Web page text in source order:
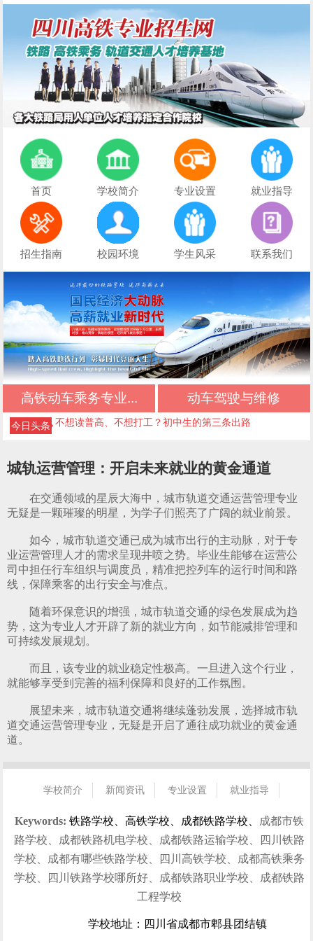
首页 学校简介 专业设置 就业指导
招生指南 校园环境 学生风采 联系我们
高铁动车乘务专业... 动车驾驶与维修
今日头条
初中生择校必看：正规文凭+优质管理+升学保障
初中三年落幕，新的升学旅程从此开启
不想读普高、不想打工？初中生的第三条出路
初中毕业最佳选择：正规升学，不输普高生
成都好的公办技校四川五月花技师学院推荐｜应
急救援管理专业
成都好的公办技校四川五月花技师学院推荐｜高
铁乘务专业
成都好的公办技校四川五月花技师学院推荐｜铁
路运输专业
成都好的公办技校四川五月花技师学院推荐｜铁
成都好的公办技校四川五月花技师学院推荐｜计
算机应用技术专业
城轨运营管理：开启未来就业的黄金通道
在交通领域的星辰大海中，城市轨道交通运营管理专业
无疑是一颗璀璨的明星，为学子们照亮了广阔的就业前景。
如今，城市轨道交通已成为城市出行的主动脉，对于专
业运营管理人才的需求呈现井喷之势。毕业生能够在运营公
司中担任行车组织与调度员，精准把控列车的运行时间和路
线，保障乘客的出行安全与准点。
随着环保意识的增强，城市轨道交通的绿色发展成为趋
势，这为专业人才开辟了新的就业方向，如节能减排管理和
可持续发展规划。
而且，该专业的就业稳定性极高。一旦进入这个行业，
就能够享受到完善的福利保障和良好的工作氛围。
展望未来，城市轨道交通将继续蓬勃发展，选择城市轨
道交通运营管理专业，无疑是开启了通往成功就业的黄金通
道。
学校简介 新闻资讯 专业设置
就业指导
联系我们
Keywords: 铁路学校、高铁学校、成都铁路学校、 成都市铁
路学校、成都铁路机电学校、成都铁路运输学校、四川铁路
学校、成都有哪些铁路学校、四川高铁学校、成都高铁乘务
学校、四川铁路学校哪所好、成都铁路职业学校、成都铁路
工程学校
学校地址：四川省成都市郫县团结镇